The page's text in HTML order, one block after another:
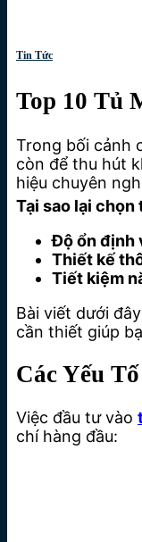
Tin Tức
Top 10 Tủ
Trong bối cảnh
còn để thu hút
hiệu chuyên
Tại sao lại chọn
Độ ổn định
Thiết kế
Tiết kiệm
Bài viết dưới
cần thiết giúp
Các Yếu
Việc đầu tư vào
chí hàng đầu: